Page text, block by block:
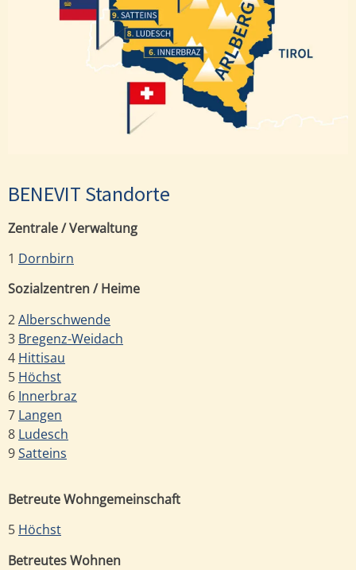
Ludesch
Innerbraz
Satteins
BENEVIT Standorte
Zentrale / Verwaltung
1 Dornbirn
Sozialzentren / Heime
2Alberschwende
3 Bregenz-Weidach
4 Hittisau
5 Höchst
6 Innerbraz
7 Langen
8 Ludesch
9Satteins
Betreute Wohngemeinschaft
5 Höchst
Betreutes Wohnen